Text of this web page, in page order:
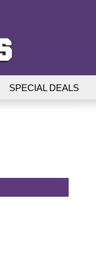
SPECIAL DEALS